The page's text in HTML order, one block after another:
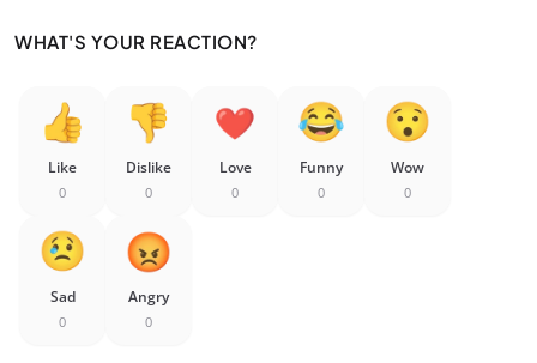
WHAT'S YOUR REACTION?
Like
0
Dislike
0
Love
0
Funny
0
Wow
0
Sad
0
Angry
0